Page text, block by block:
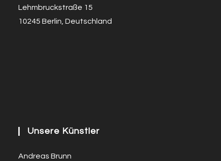
Lehmbruckstraße 15
10245 Berlin, Deutschland
Unsere Künstler
Andreas Brunn